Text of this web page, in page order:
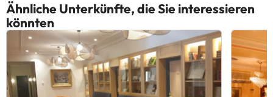
Ähnliche Unterkünfte, die Sie interessieren
könnten